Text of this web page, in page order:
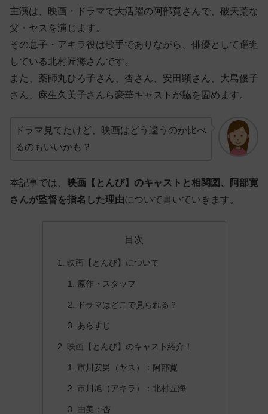
主演は、映画・ドラマで大活躍の阿部寛さんで、破天荒な
父・ヤスを演じます。
その息子・アキラ役は歌手でありながら、俳優として躍進
している北村匠海さんです。
また、薬師丸ひろ子さん、杏さん、安田顕さん、大島優子
さん、麻生久美子さんら豪華キャストが脇を固めます。
ドラマ見てたけど、映画はどう違うのか比べ
るのもいいかも？
本記事では、
映画【とんび】のキャストと相関図、阿部寛
さんが監督を指名した理由について書いていきます。
目次
映画【とんび】について
原作・スタッフ
ドラマはどこで見られる？
あらすじ
映画【とんび】のキャスト紹介！
市川安男（ヤス）：阿部寛
市川旭（アキラ）：北村匠海
由美：杏